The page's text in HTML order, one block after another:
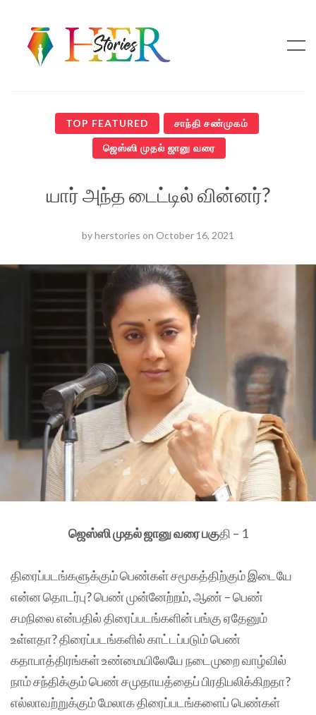
TOP FEATURED சாந்தி சண்முகம்
ஜெஸ்ஸி முதல் ஜானு வரை
யார் அந்த டைட்டில் வின்னர்?
byherstories on October 16, 2021
ஜெஸ்ஸி முதல் ஜானு வரை பகுதி – 1
திரைப்படங்களுக்கும் பெண்கள் சமூகத்திற்கும் இடையே
என்ன தொடர்பு? பெண் முன்னேற்றம், ஆண் – பெண்
சமநிலை என்பதில் திரைப்படங்களின் பங்கு ஏதேனும்
உள்ளதா? திரைப்படங்களில் காட்டப்படும் பெண்
கதாபாத்திரங்கள் உண்மையிலேயே நடைமுறை வாழ்வில்
நாம் சந்திக்கும் பெண் சமுதாயத்தைப் பிரதிபலிக்கிறதா?
எல்லாவற்றுக்கும் மேலாக திரைப்படங்களைப் பெண்கள்